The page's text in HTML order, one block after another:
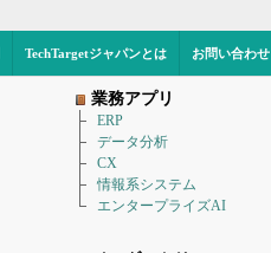
TechTargetジャパンとは お問い合わせ
業務アプリ
ERP
データ分析
CX
情報系システム
エンタープライズAI